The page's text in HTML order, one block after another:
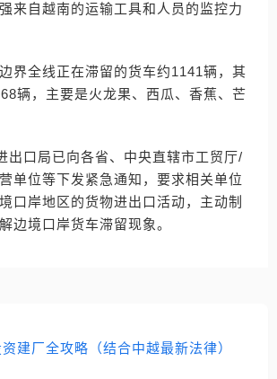
来自越南的运输工具和人员的监控力
界全线正在滞留的货车约1141辆，其
辆，主要是火龙果、西瓜、香蕉、芒
出口局已向各省、中央直辖市工贸厅/
单位等下发紧急通知，要求相关单位
口岸地区的货物进出口活动，主动制
边境口岸货车滞留现象。
建厂全攻略（结合中越最新法律）